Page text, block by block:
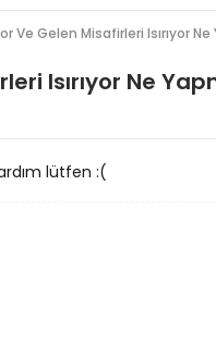
Ve Gelen Misafirleri Isırıyor
Isırıyor Ne
lütfen :(